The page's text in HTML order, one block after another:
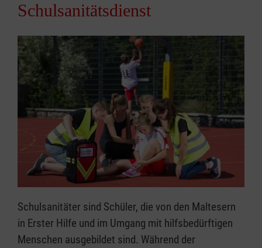
Schulsanitätsdienst
Schulsanitäter sind Schüler, die von den Maltesern
in Erster Hilfe und im Umgang mit hilfsbedürftigen
Menschen ausgebildet sind. Während der